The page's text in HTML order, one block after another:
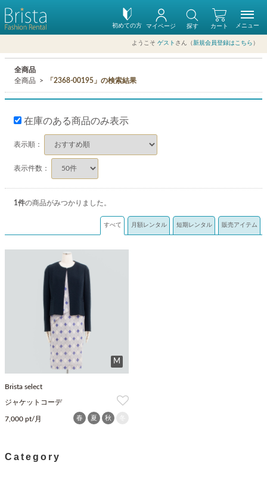
初めての方 カート
マイページ 探す
ようこそ ゲスト さん（新規会員登録はこちら ）
メニュー
全商品
全商品
「2368-00195」の検索結果
在庫のある商品のみ表示
表示順：
表示件数：
1件の商品がみつかりました。
すべて 月額レンタル 短期レンタル 販売アイテム
M
Brista select
ジャケットコーデ
7,000 pt/月 春 夏 秋
Category